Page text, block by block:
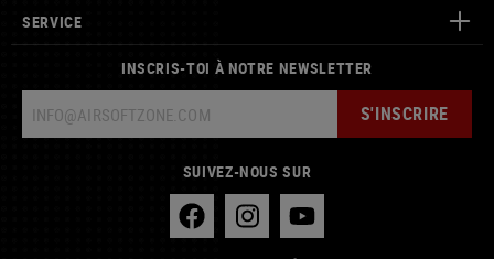
SERVICE
INSCRIS-TOI À NOTRE NEWSLETTER
S'INSCRIRE
SUIVEZ-NOUS SUR